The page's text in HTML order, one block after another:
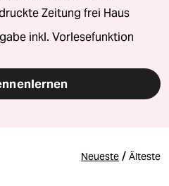
Zeitung frei Haus
inkl. Vorlesefunktion
Neueste / Älteste